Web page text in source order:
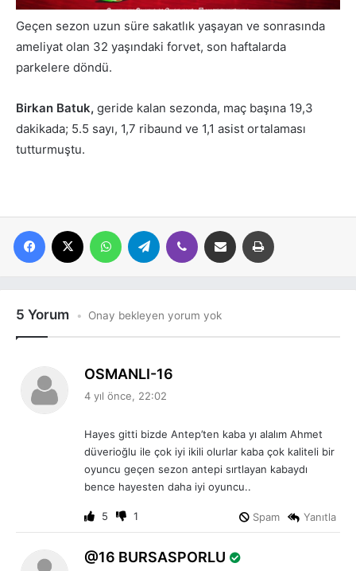
Geçen sezon uzun süre sakatlık yaşayan ve sonrasında
ameliyat olan 32 yaşındaki forvet, son haftalarda
parkelere döndü.
Birkan Batuk, geride kalan sezonda, maç başına 19,3
dakikada; 5.5 sayı, 1,7 ribaund ve 1,1 asist ortalaması
tutturmuştu.
Facebook WhatsAppTelegram Viber E-posta ile paylaş
5 Yorum Onay bekleyen yorum yok
OSMANLI-16
4 yıl önce, 22:02
Hayes gitti bizde Antep’ten kaba yı alalım Ahmet
düverioğlu ile çok iyi ikili olurlar kaba çok kaliteli bir
oyuncu geçen sezon antepi sırtlayan kabaydı
bence hayesten daha iyi oyuncu..
5 1 Yanıtla
Spam
16 BURSASPORLU